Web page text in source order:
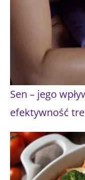
Sen – jego
efektywność